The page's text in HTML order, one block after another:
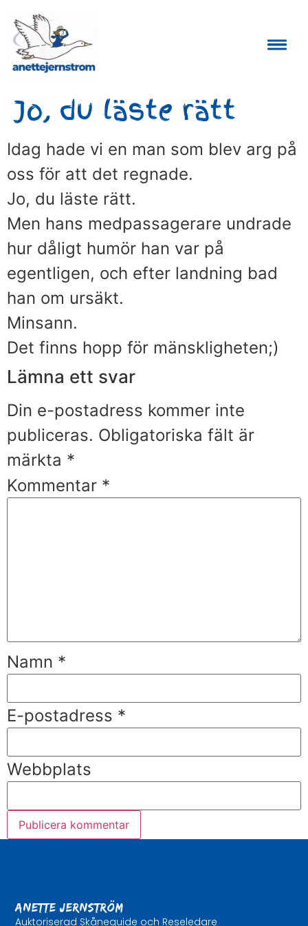
Jo, du läste rätt
Idag hade vi en man som blev arg på
oss för att det regnade.
Jo, du läste rätt.
Men hans medpassagerare undrade
hur dåligt humör han var på
egentligen, och efter landning bad
han om ursäkt.
Minsann.
Det finns hopp för mänskligheten;)
Lämna ett svar
Din e-postadress kommer inte
publiceras. Obligatoriska fält är
märkta *
Kommentar *
Namn *
E-postadress *
Webbplats
Anette Jernström
Auktoriserad Skåneguide och Reseledare